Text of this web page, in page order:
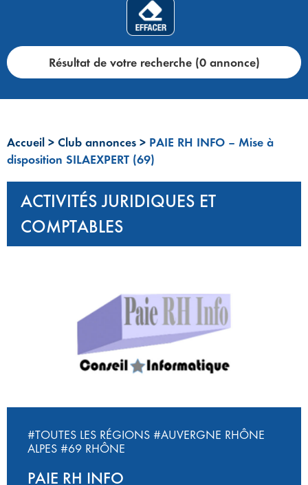
Résultat de votre recherche (0 annonce)
Accueil > Club annonces > PAIE RH INFO – Mise à
disposition SILAEXPERT (69)
ACTIVITÉS JURIDIQUES ET
COMPTABLES
#TOUTES LES RÉGIONS #AUVERGNE RHÔNE
ALPES #69 RHÔNE
PAIE RH INFO